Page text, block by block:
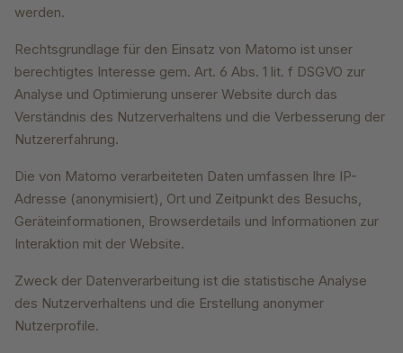
werden.
Rechtsgrundlage für den Einsatz von Matomo ist unser
berechtigtes Interesse gem. Art. 6 Abs. 1 lit. f DSGVO zur
Analyse und Optimierung unserer Website durch das
Verständnis des Nutzerverhaltens und die Verbesserung der
Nutzererfahrung.
Die von Matomo verarbeiteten Daten umfassen Ihre IP-
Adresse (anonymisiert), Ort und Zeitpunkt des Besuchs,
Geräteinformationen, Browserdetails und Informationen zur
Interaktion mit der Website.
Zweck der Datenverarbeitung ist die statistische Analyse
des Nutzerverhaltens und die Erstellung anonymer
Nutzerprofile.